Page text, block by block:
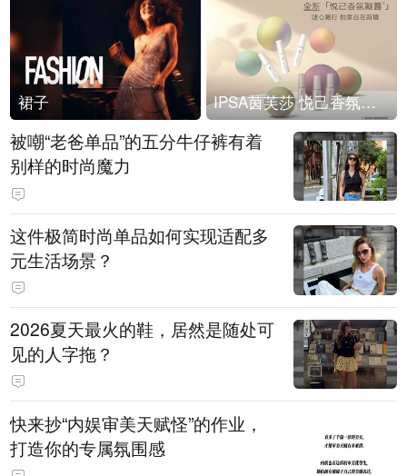
裙子 IPSA茵芙莎 悦己香氛凝露上市
被嘲“老爸单品”的五分牛仔裤有着
别样的时尚魔力
这件极简时尚单品如何实现适配多
元生活场景？
2026夏天最火的鞋，居然是随处可
见的人字拖？
快来抄“内娱审美天赋怪”的作业，
打造你的专属氛围感